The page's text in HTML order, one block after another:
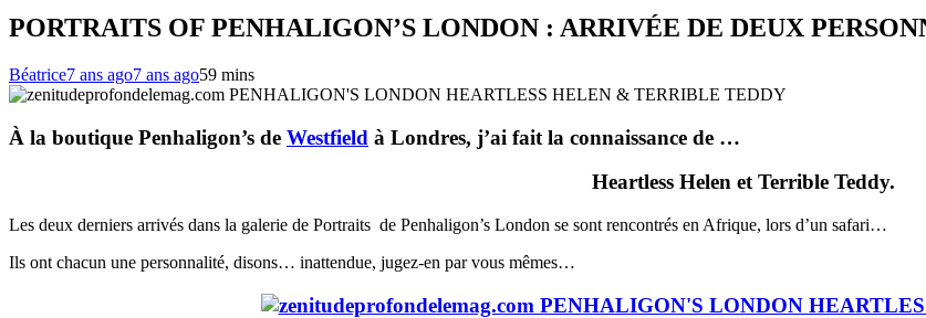
PORTRAITS OF PENHALIGON’S LONDON : ARRIVÉE DE DEUX
Béatrice7 ans ago7 ans ago59 mins
À la boutique Penhaligon’s de Westfield à Londres, j’ai fait la connaissance de …
Heartless Helen et Terrible Teddy.
Les deux derniers arrivés dans la galerie de Portraits de Penhaligon’s London se sont rencontrés en Afrique, lors d’un safari…
Ils ont chacun une personnalité, disons… inattendue, jugez-en par vous mêmes…